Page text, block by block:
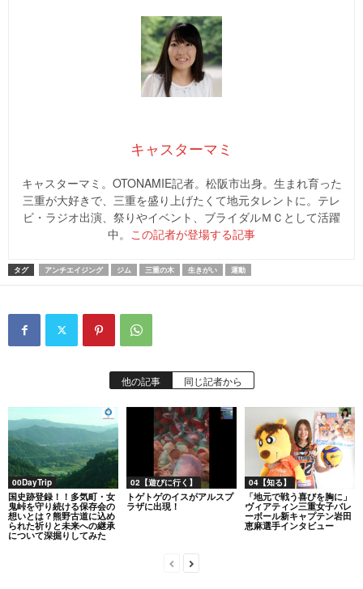
キャスターマミ
キャスターマミ。OTONAMIE記者。松阪市出身。生まれ育った
三重が大好きで、三重を盛り上げたくて地元タレントに。テレ
ビ・ラジオ出演、祭りやイベント、ブライダルＭＣとして活躍
中。 この記者が登場する記事
タグ アンチエイジング ジム 三重の木 生きがい 運動
他の記事 同じ記者から
00DayTrip
国史跡登録！！多気町・女
鬼峠を守り続ける保存会の
想いとは？熊野古道に込め
られた祈りと未来への継承
について深掘りしてみた
02【遊びに行く】
トゲトゲのイスがアルスプ
ラザに出現！
04【知る】
「地元で戦う喜びを胸に」
ヴィアティン三重女子バレ
ーボール新キャプテン岩田
恵麻選手インタビュー